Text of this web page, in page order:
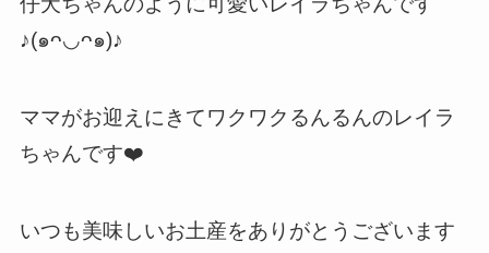
♪(๑ᴖ◡ᴖ๑)♪
ママがお迎えにきてワクワクるんるんのレイラ
ちゃんです❤️
いつも美味しいお土産をありがとうございます